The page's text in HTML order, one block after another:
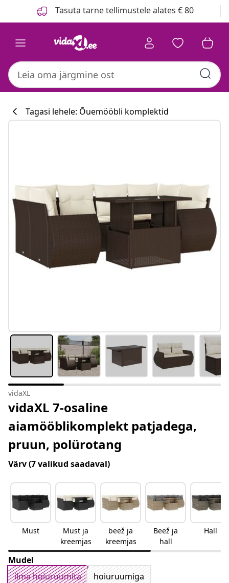
Tasuta tarne tellimustele alates € 80
#sharemevidaxl
Tagasi lehele: Õuemööbli komplektid
vidaXL
vidaXL 7-osaline
aiamööblikomplekt patjadega,
pruun, polürotang
Värv(7 valikud saadaval)
Must
Must ja
kreemjas
beež ja
kreemjas
Beež ja
hall
Hall
Mudel
ilma hoiuruumita
hoiuruumiga